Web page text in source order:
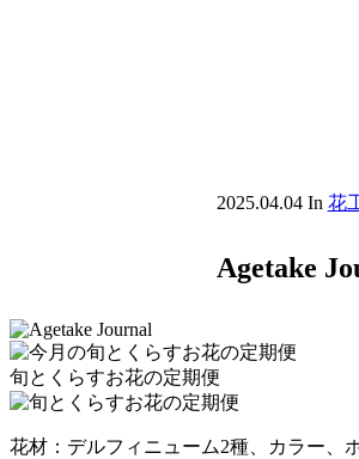
2025.04.04 In 花
Agetake
旬とくらすお花の定期便
花材：デルフィニューム2種、カラー、